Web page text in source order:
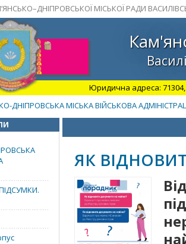
МІСЬКОЇ РАДИ
Юридична адреса: 71304,
ДНІПРОВСЬКА МІСЬКА ВІЙСЬКОВА
ЯК